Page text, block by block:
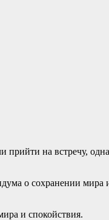
на встречу,
о сохранении
и спокойствия.